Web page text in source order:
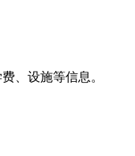
、设施等信息。